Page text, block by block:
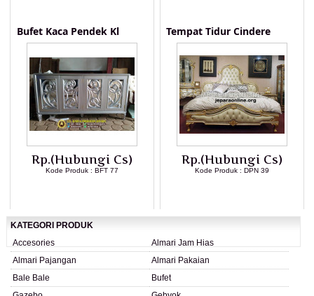
Bufet Kaca Pendek Kl
Rp.(Hubungi Cs)
Kode Produk : BFT 77
Tempat Tidur Cindere
Rp.(Hubungi Cs)
Kode Produk : DPN 39
KATEGORI PRODUK
Accesories
Almari Jam Hias
Almari Pajangan
Almari Pakaian
Bale Bale
Bufet